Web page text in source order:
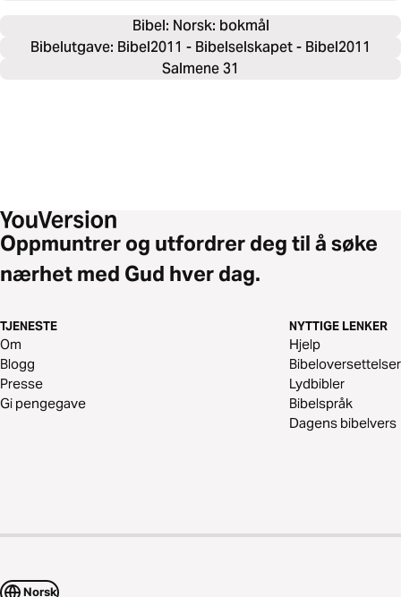
Bibel: Norsk: bokmål
Bibelutgave: Bibel2011 - Bibelselskapet - Bibel2011
Salmene 31
Oppmuntrer og utfordrer deg til å søke
nærhet med Gud hver dag.
TJENESTE
Om
Blogg
Presse
Gi pengegave
NYTTIGE LENKER
Hjelp
Bibeloversettelser
Lydbibler
Bibelspråk
Dagens bibelvers
Norsk